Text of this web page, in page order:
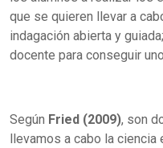
que se quieren llevar a
indagación abierta y
docente para conseguir
Según Fried (2009), son
llevamos a cabo la